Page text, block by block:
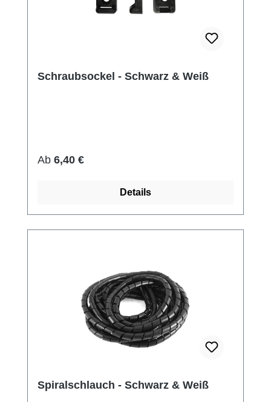
Schraubsockel - Schwarz & Weiß
Regulärer Preis:
Ab 6,40 €
Details
Spiralschlauch - Schwarz & Weiß